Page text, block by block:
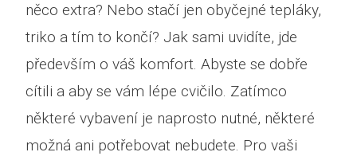
něco extra? Nebo stačí jen obyčejné tepláky,
triko a tím to končí? Jak sami uvidíte, jde
především o váš komfort. Abyste se dobře
cítili a aby se vám lépe cvičilo. Zatímco
některé vybavení je naprosto nutné, některé
možná ani potřebovat nebudete. Pro vaši